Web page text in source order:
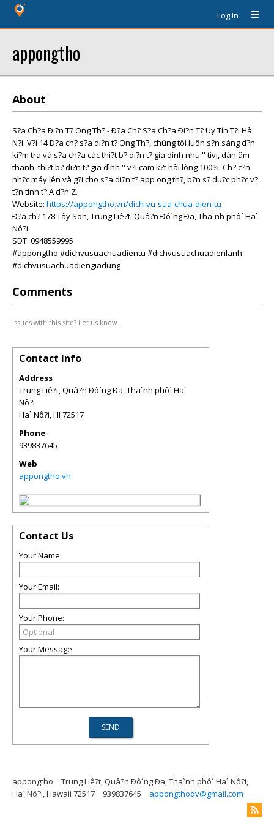
Log In
appongtho
About
S?a Ch?a Ði?n T? Ong Th? - Ð?a Ch? S?a Ch?a Ði?n T? Uy Tín T?i Hà
N?i. V?i 14 Ð?a ch? s?a di?n t? Ong Th?, chúng tôi luôn s?n sàng d?n
ki?m tra và s?a ch?a các thi?t b? di?n t? gia dình nhu '' tivi, dàn âm
thanh, thi?t b? di?n t? gia dình '' v?i cam k?t hài lòng 100%. Ch? c?n
nh?c máy lên và g?i cho s?a di?n t? app ong th?, b?n s? du?c ph?c v?
t?n tình t? A d?n Z.
Website: https://appongtho.vn/dich-vu-sua-chua-dien-tu
Ð?a ch? 178 Tây Son, Trung Liê?t, Quâ?n Ðô´ng Ða, Tha`nh phô´ Ha`
Nô?i
SDT: 0948559995
#appongtho #dichvusuachuadientu #dichvusuachuadienlanh
#dichvusuachuadiengiadung
Comments
Issues with this site? Let us know.
Contact Info
Address
Trung Liê?t, Quâ?n Ðô´ng Ða, Tha`nh phô´ Ha`
Nô?i
Ha` Nô?i,HI 72517
Phone
939837645
Web
appongtho.vn
Contact Us
Your Name:
Your Email:
Your Phone:
Your Message:
appongtho
Trung Liê?t, Quâ?n Ðô´ng Ða, Tha`nh phô´ Ha` Nô?i,
Ha` Nô?i, Hawaii 72517
939837645 appongthodv@gmail.com